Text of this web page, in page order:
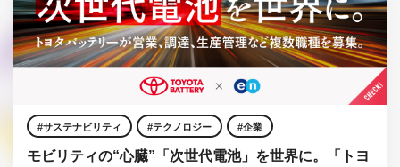
サステナビリティ テクノロジー 企業
モビリティの“心臓”「次世代電池」を世界に。「トヨ